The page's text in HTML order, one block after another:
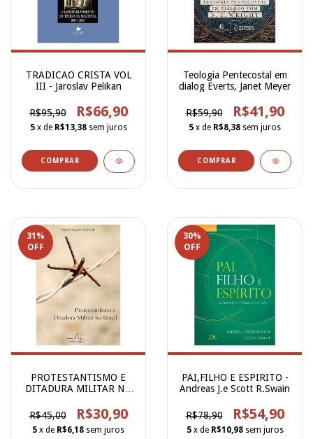
TRADICAO CRISTA VOL
III - Jaroslav Pelikan
R$95,90 R$66,90
5 x de R$13,38 sem juros
Teologia Pentecostal em
dialog Everts, Janet Meyer
R$59,90 R$41,90
5 x de R$8,38 sem juros
31 %
OFF
PROTESTANTISMO E
DITADURA MILITAR NO
R$45,00
R$30,90
5 x de R$6,18 sem juros
30%
OFF
PAI,FILHO E ESPIRITO -
Andreas J.e Scott R.Swain
R$78,90 R$54,90
5 x de R$10,98 sem juros